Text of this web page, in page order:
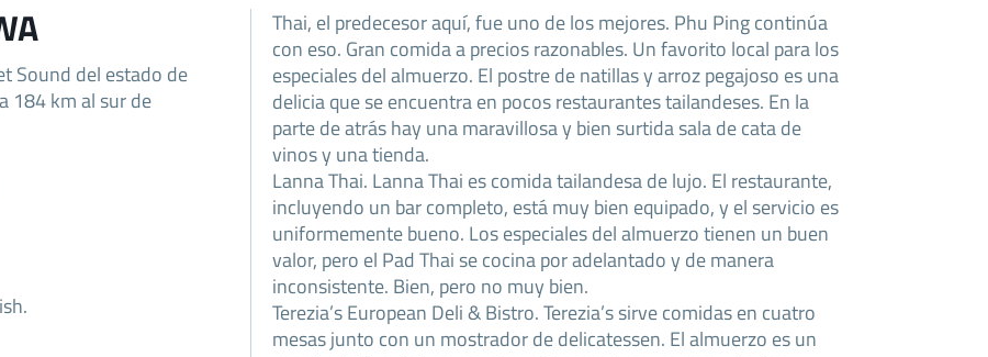
Sound del estado de
184 km al sur de
Thai, el predecesor aquí, fue uno de los mejores. Phu Ping continúa
con eso. Gran comida a precios razonables. Un favorito local para los
especiales del almuerzo. El postre de natillas y arroz pegajoso es una
delicia que se encuentra en pocos restaurantes tailandeses. En la
parte de atrás hay una maravillosa y bien surtida sala de cata de
vinos y una tienda.
Lanna Thai. Lanna Thai es comida tailandesa de lujo. El restaurante,
incluyendo un bar completo, está muy bien equipado, y el servicio es
uniformemente bueno. Los especiales del almuerzo tienen un buen
valor, pero el Pad Thai se cocina por adelantado y de manera
inconsistente. Bien, pero no muy bien.
Terezia’s European Deli & Bistro. Terezia’s sirve comidas en cuatro
mesas junto con un mostrador de delicatessen. El almuerzo es un